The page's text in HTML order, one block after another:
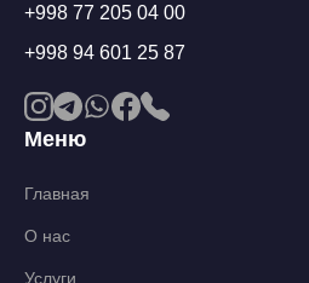
+998 77 205 04 00
+998 94 601 25 87
Меню
Главная
О нас
Услуги